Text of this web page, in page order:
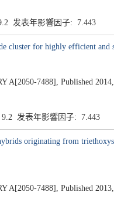
发表年影響因子: 7.443
cluster for highly efficient and
7488], Published 2014,
发表年影響因子: 7.443
originating from
7488], Published 2013,